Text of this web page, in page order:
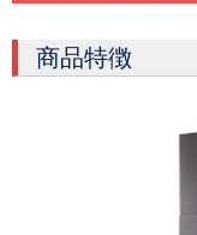
商品特徴